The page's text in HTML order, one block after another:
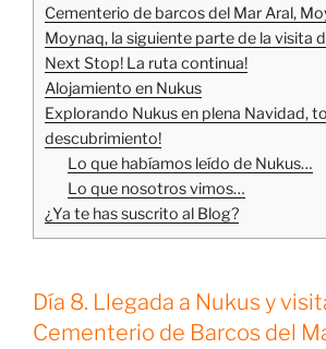
Cementerio de barcos del Mar Aral,
Moynaq, la siguiente parte de la visita
Next Stop! La ruta continua!
Alojamiento en Nukus
Explorando Nukus en plena Navidad,
descubrimiento!
Lo que habíamos leído de Nukus…
Lo que nosotros vimos…
¿Ya te has suscrito al Blog?
Día 8. Llegada a Nukus y
Cementerio de Barcos del